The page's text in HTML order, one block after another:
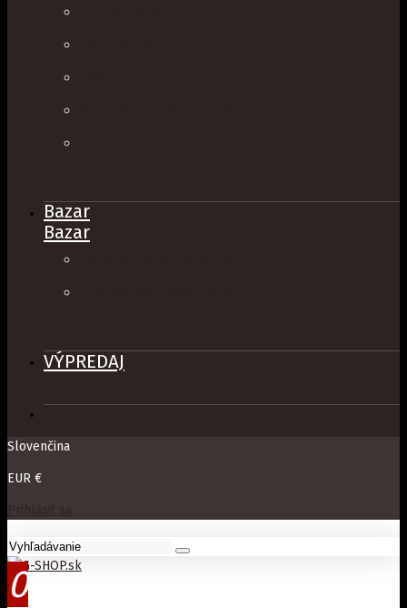
Bazar
Bazar
VÝPREDAJ
Slovenčina
EUR €
0